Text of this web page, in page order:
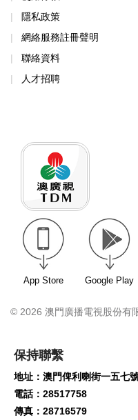
隱私政策
網絡服務註冊聲明
聯絡資料
人才招聘
App Store Google Play
© 2026 澳門廣播電視股份有
保持聯繫
地址：澳門俾利喇街一五七
電話：28517758
傳真：28716579